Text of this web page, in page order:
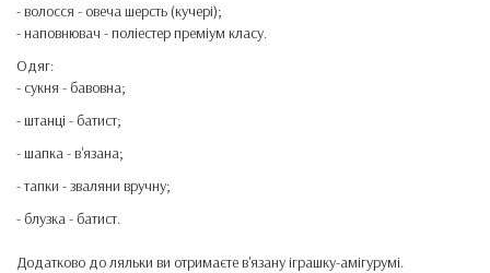
- волосся - овеча шерсть (кучері);
- наповнювач - поліестер преміум класу.
Одяг:
- сукня - бавовна;
- штанці - батист;
- шапка - в'язана;
- тапки - зваляни вручну;
- блузка - батист.
Додатково до ляльки ви отримаєте в'язану іграшку-амігурумі.